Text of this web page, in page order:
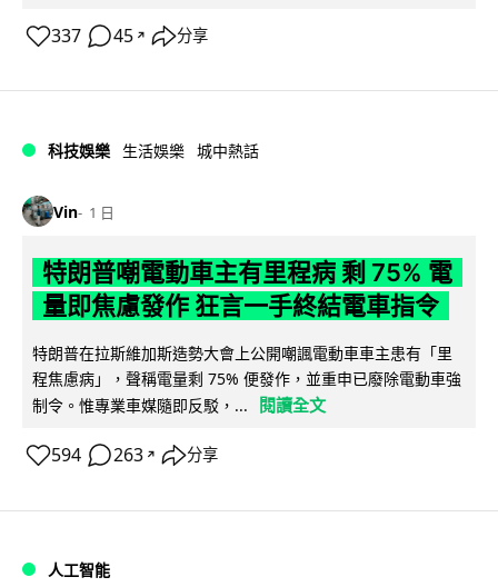
337 45 ↗ 分享
科技娛樂 生活娛樂 城中熱話
Vin 1 日
特朗普嘲電動車主有里程病 剩 75% 電
量即焦慮發作 狂言一手終結電車指令
特朗普在拉斯維加斯造勢大會上公開嘲諷電動車車主患有「里
程焦慮病」，聲稱電量剩 75% 便發作，並重申已廢除電動車強
制令。惟專業車媒隨即反駁，...
閱讀全文
594 263 ↗ 分享
人工智能